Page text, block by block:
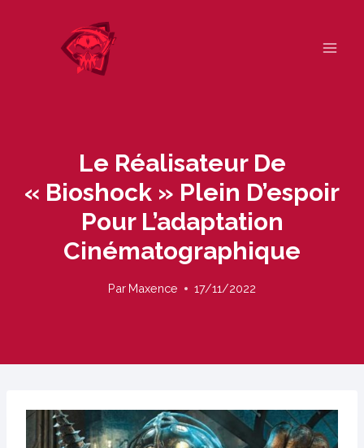
Le Réalisateur De
« Bioshock » Plein D’espoir
Pour L’adaptation
Cinématographique
Par Maxence 17/11/2022